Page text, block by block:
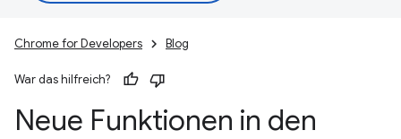
Chrome for Developers Blog
War das hilfreich?
Neue Funktionen in den